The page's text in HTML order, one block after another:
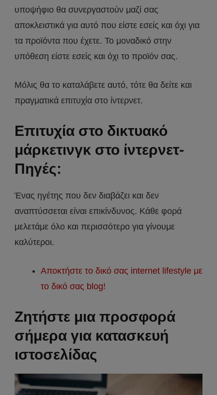
υποψήφιο θα συνεργαστούν μαζί σας
αποκλειστικά για αυτό που είστε εσείς και όχι για
τα προϊόντα που έχετε. Το μοναδικό στην
υπόθεση είστε εσείς και όχι το προϊόν σας.
Μόλις θα το καταλάβετε αυτό, τότε θα δείτε και
πραγματικά επιτυχία στο ίντερνετ.
Επιτυχία στο δικτυακό
μάρκετινγκ στο ίντερνετ-
Πηγές:
Ένας ηγέτης που δεν διαβάζει και δεν
αναπτύσσεται είναι επικίνδυνος. Κάθε φορά
μελετάμε όλο και περισσότερο για γίνουμε
καλύτεροι.
Αποκτήστε το δικό σας internet lifestyle με
το δικό σας blog!
Ζητήστε μια προσφορά
σήμερα για κατασκευή
ιστοσελίδας